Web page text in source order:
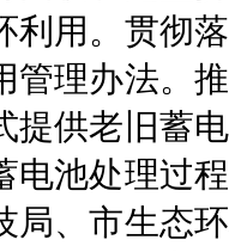
利用。贯彻
管理办法。
提供老旧蓄
电池处理过
局、市生态